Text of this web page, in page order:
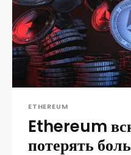
ETHEREUM
Ethereum
потерять